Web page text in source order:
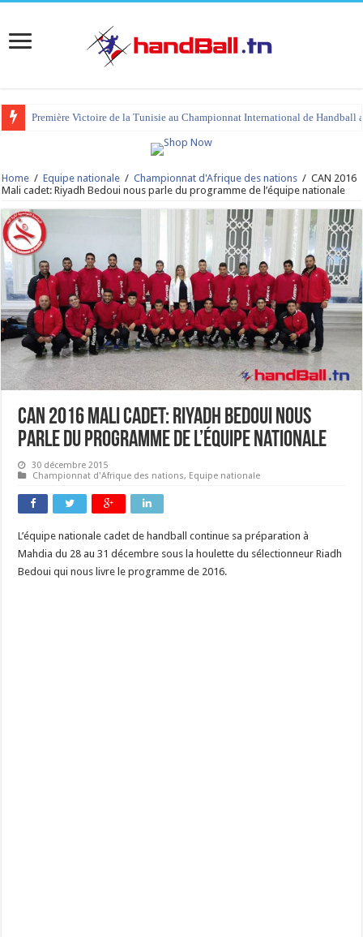
Première Victoire de la Tunisie au Championnat International de Handball
Home / Equipe nationale / Championnat d'Afrique des nations / CAN 2016
Mali cadet: Riyadh Bedoui nous parle du programme de l’équipe nationale
CAN 2016 Mali cadet: Riyadh Bedoui nous
parle du programme de l’équipe nationale
30 décembre 2015
Championnat d'Afrique des nations, Equipe nationale
L’équipe nationale cadet de handball continue sa préparation à
Mahdia du 28 au 31 décembre sous la houlette du sélectionneur Riadh
Bedoui qui nous livre le programme de 2016.